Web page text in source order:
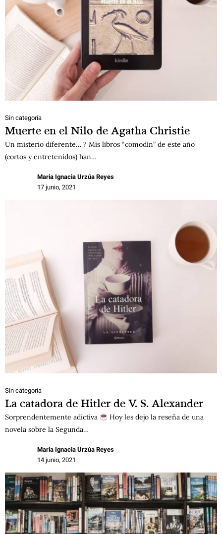
Sin categoría
Muerte en el Nilo de Agatha Christie
Un misterio diferente… ? Mis libros “comodín” de este año
(cortos y entretenidos) han…
Maria Ignacia Urzúa Reyes
17 junio, 2021
Sin categoría
La catadora de Hitler de V. S. Alexander
Sorprendentemente adictiva
Hoy les dejo la reseña de una
novela sobre la Segunda…
Maria Ignacia Urzúa Reyes
14 junio, 2021